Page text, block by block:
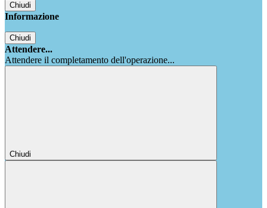
Chiudi
Informazione
Chiudi
Attendere...
Attendere il completamento dell'operazione...
Chiudi